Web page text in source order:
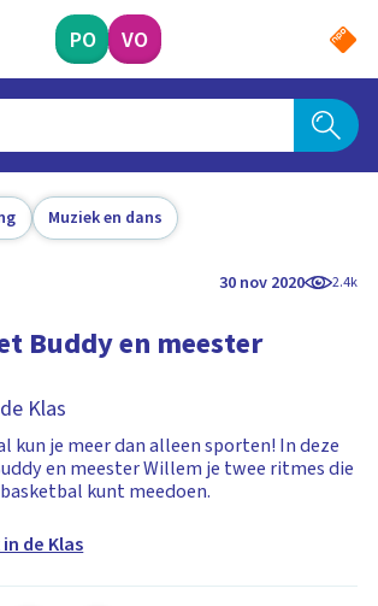
PO VO
Muziek en dans
30 nov 2020 2.4k
Buddy en meester
Klas
kun je meer dan alleen sporten! In deze
en meester Willem je twee ritmes die
kunt meedoen.
de Klas